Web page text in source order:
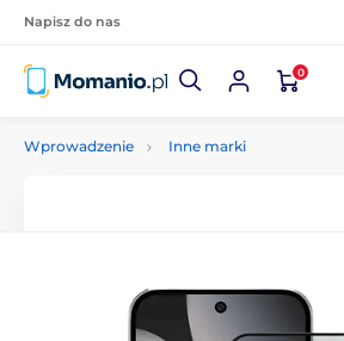
Napisz do nas
0
Wprowadzenie Inne marki